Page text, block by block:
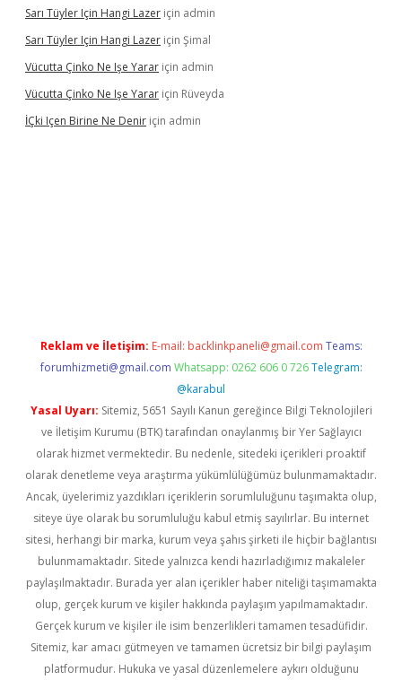
Sarı Tüyler Için Hangi Lazer için admin
Sarı Tüyler Için Hangi Lazer için Şimal
Vücutta Çinko Ne Işe Yarar için admin
Vücutta Çinko Ne Işe Yarar için Rüveyda
İÇki Içen Birine Ne Denir için admin
Reklam ve İletişim: E-mail: backlinkpaneli@gmail.com Teams:
forumhizmeti@gmail.com Whatsapp: 0262 606 0 726 Telegram:
@karabul
Yasal Uyarı: Sitemiz, 5651 Sayılı Kanun gereğince Bilgi Teknolojileri
ve İletişim Kurumu (BTK) tarafından onaylanmış bir Yer Sağlayıcı
olarak hizmet vermektedir. Bu nedenle, sitedeki içerikleri proaktif
olarak denetleme veya araştırma yükümlülüğümüz bulunmamaktadır.
Ancak, üyelerimiz yazdıkları içeriklerin sorumluluğunu taşımakta olup,
siteye üye olarak bu sorumluluğu kabul etmiş sayılırlar. Bu internet
sitesi, herhangi bir marka, kurum veya şahıs şirketi ile hiçbir bağlantısı
bulunmamaktadır. Sitede yalnızca kendi hazırladığımız makaleler
paylaşılmaktadır. Burada yer alan içerikler haber niteliği taşımamakta
olup, gerçek kurum ve kişiler hakkında paylaşım yapılmamaktadır.
Gerçek kurum ve kişiler ile isim benzerlikleri tamamen tesadüfidir.
Sitemiz, kar amacı gütmeyen ve tamamen ücretsiz bir bilgi paylaşım
platformudur. Hukuka ve yasal düzenlemelere aykırı olduğunu